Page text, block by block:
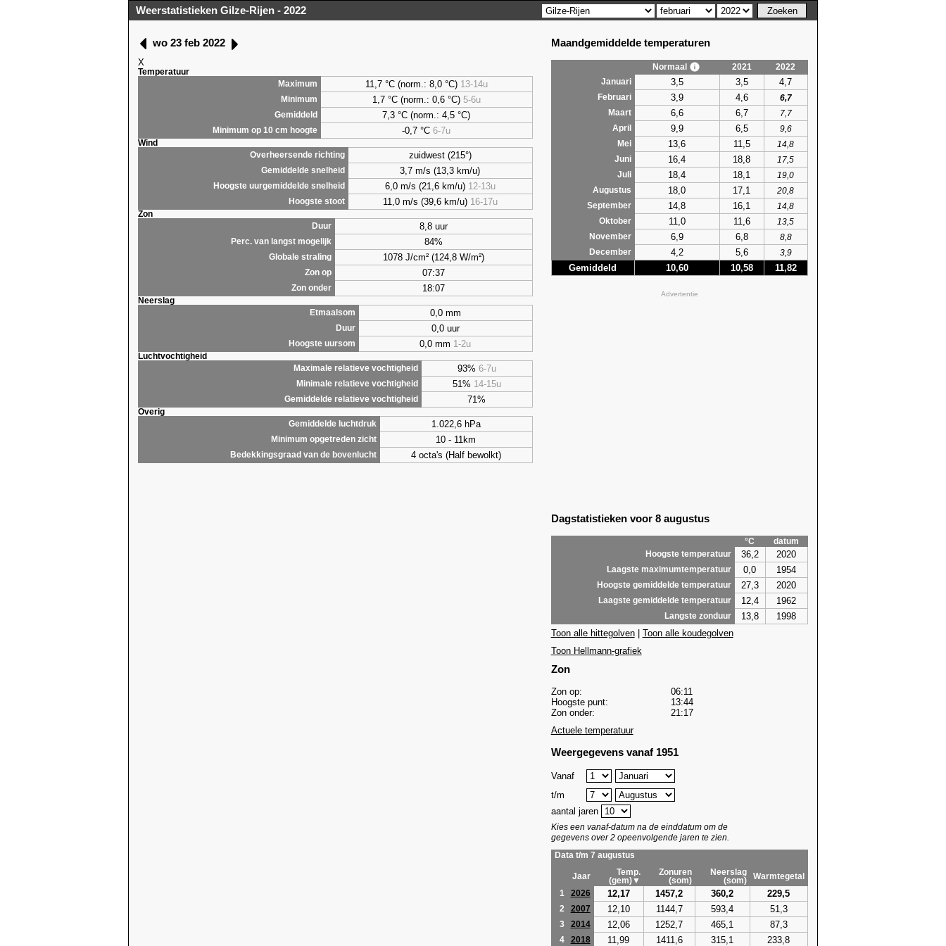
Weerstatistieken Gilze-Rijen - 2022
wo 23 feb 2022
X
Temperatuur
Maximum
11,7 °C (norm.: 8,0 °C) 13-14u
Minimum 1,7°C (norm.: 0,6 °C) 5-6u
Gemiddeld 7,3 °C (norm.: 4,5 °C)
Minimum op 10 cm hoogte -0,7 °C6-7u
Wind
Overheersende richting
zuidwest (215°)
Gemiddelde snelheid 3,7 m/s (13,3 km/u)
Hoogste uurgemiddelde snelheid 6,0 m/s (21,6 km/u) 12-13u
Hoogste stoot 11,0 m/s (39,6 km/u) 16-17u
Zon
Duur
8,8 uur
Perc. van langst mogelijk 84%
Globale straling 1078 J/cm² (124,8 W/m²)
Zon op 07:37
Zon onder 18:07
Neerslag
Etmaalsom
0,0 mm
Duur 0,0 uur
Hoogste uursom 0,0 mm 1-2u
Luchtvochtigheid
Maximale relatieve vochtigheid
93% 6-7u
Minimale relatieve vochtigheid 51% 14-15u
Gemiddelde relatieve vochtigheid 71%
Overig
Gemiddelde luchtdruk
1.022,6 hPa
Minimum opgetreden zicht 10 - 11km
Bedekkingsgraad van de bovenlucht 4 octa's (Half bewolkt)
Maandgemiddelde temperaturen
Normaal 2021
2022
Januari
3,5 3,5 4,7
Februari 3,9 4,6
6,7
Maart
6,6 6,7
7,7
April
9,9 6,5
9,6
Mei
13,6 11,5
14,8
Juni
16,4 18,8
17,5
Juli
18,4 18,1
19,0
Augustus
18,0 17,1
20,8
September
14,8 16,1
14,8
Oktober
11,0 11,6
13,5
November
6,9 6,8
8,8
December
4,2 5,6 3,9
Gemiddeld 10,60 10,58 11,82
Advertentie
Dagstatistieken voor 8 augustus
°C
datum
Hoogste temperatuur
36,2 2020
Laagste maximumtemperatuur 0,0 1954
Hoogste gemiddelde temperatuur 27,3 2020
Laagste gemiddelde temperatuur 12,4 1962
Langste zonduur 13,8
1998
Toon alle hittegolven| Toon alle koudegolven
Toon Hellmann-grafiek
Zon
Zon op:
06:11
Hoogste punt:
13:44
Zon onder:
21:17
Actuele temperatuur
Weergegevens vanaf 1951
Vanaf
t/m
aantal jaren
Kies een vanaf-datum na de einddatum om de
gegevens over 2 opeenvolgende jaren te zien.
Data t/m 7 augustus
Jaar
Temp.
(gem)▼
Zonuren
(som)
Neerslag
(som)
Warmtegetal
1
2026 12,17 1457,2 360,2 229,5
2 2007 12,10 1144,7 593,4 51,3
3 2014 12,06 1252,7 465,1 87,3
4 2018 11,99 1411,6 315,1 233,8